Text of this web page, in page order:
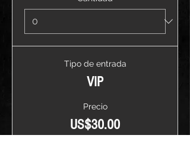
Tipo de entrada
VIP
Precio
US$30.00